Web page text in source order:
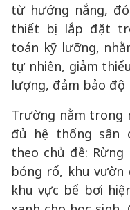
từ hướng nắng,
thiết bị lắp đặt
toán kỹ lưỡng,
tự nhiên, giảm
lượng, đảm bảo
Trường nằm trong
đủ hệ thống sân
theo chủ đề:
bóng rổ, khu vườn
khu vực bể bơi